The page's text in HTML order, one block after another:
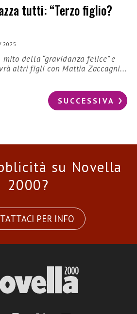
tutti: “Terzo figlio?
2025
della “gravidanza felice” e
altri figli con Mattia Zaccagni...
SUCCESSIVA
su Novella
2000?
PER INFO